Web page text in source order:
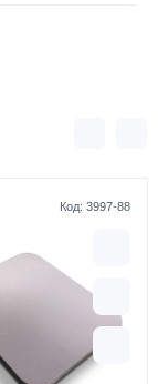
Код: 3997-88